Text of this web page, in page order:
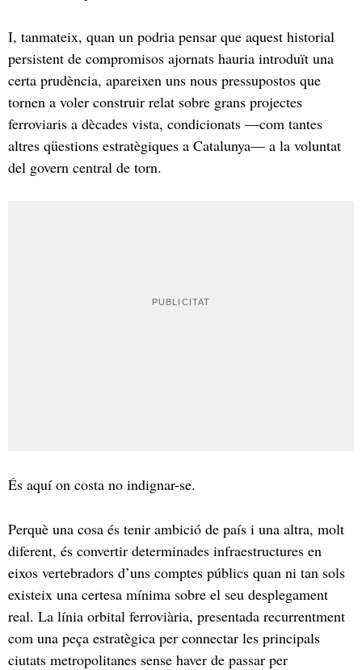
I, tanmateix, quan un podria pensar que aquest historial
persistent de compromisos ajornats hauria introduït una
certa prudència, apareixen uns nous pressupostos que
tornen a voler construir relat sobre grans projectes
ferroviaris a dècades vista, condicionats —com tantes
altres qüestions estratègiques a Catalunya— a la voluntat
del govern central de torn.
És aquí on costa no indignar-se.
Perquè una cosa és tenir ambició de país i una altra, molt
diferent, és convertir determinades infraestructures en
eixos vertebradors d’uns comptes públics quan ni tan sols
existeix una certesa mínima sobre el seu desplegament
real. La línia orbital ferroviària, presentada recurrentment
com una peça estratègica per connectar les principals
ciutats metropolitanes sense haver de passar per